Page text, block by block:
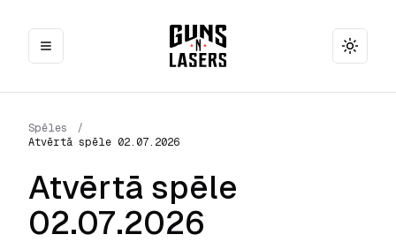
Toggle
Spēles
/
Atvērtā spēle 02.07.2026
Atvērtā spēle
02.07.2026